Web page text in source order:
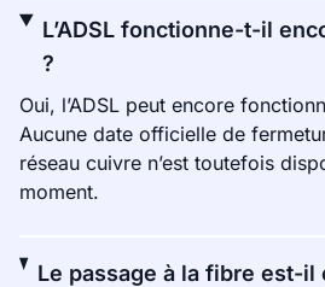
L’ADSL fonctionne-t-il
?
Oui, l’ADSL peut encore
Aucune date officielle de
réseau cuivre n’est toutefois
moment.
Le passage à la fibre est-il